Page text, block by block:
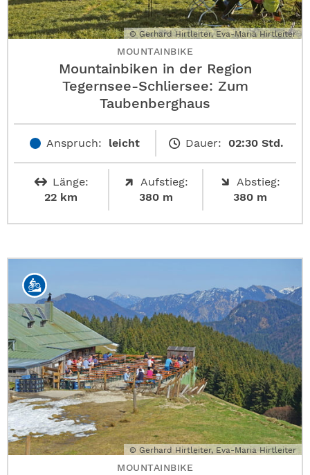
© Gerhard Hirtleiter, Eva-Maria Hirtleiter
MOUNTAINBIKE
Mountainbiken in der Region
Tegernsee-Schliersee: Zum
Taubenberghaus
Anspruch: leicht Dauer: 02:30 Std.
Länge:
22 km
Aufstieg:
380 m
Abstieg:
380 m
© Gerhard Hirtleiter, Eva-Maria Hirtleiter
MOUNTAINBIKE